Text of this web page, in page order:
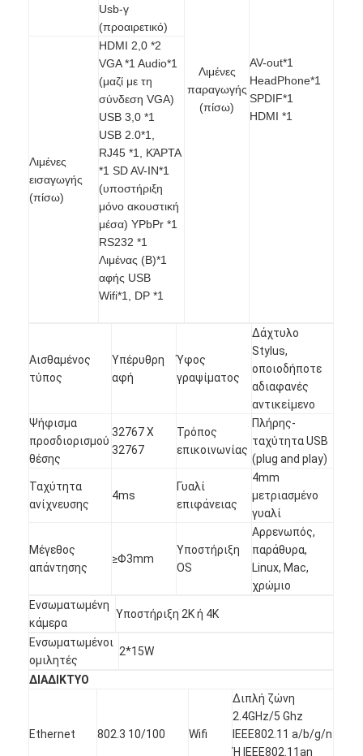
Iboard διαλογικό Whiteboard
στο διαλογικό whiteboard
υπέρυθρο διαλογικό whiteboard
Διαλογική επίπεδη οθόνη
Διαλογικό όργανο ελέγχου οθόνης αφής
έξυπνος πίνακας LCD
Διαλογικό Whiteboard οδηγήσεων
Διαλογική οθόνη αφής Whiteboard
όλοι σε ένα διαλογικό whiteboard
Ευφυής πίνακας
Υπέρυθρο πλαίσιο αφής
Visualizer κάμερα εγγράφων
προβολέας
ψηφιακή σήμανση
Ψηφιακή διαφημιστική οθόνη
Usb-γ
(προαιρετικό)
Λιμένες
παραγωγής
(πίσω)
AV-out*1
HeadPhone*1
SPDIF*1
HDMI *1
Λιμένες
εισαγωγής
(πίσω)
HDMI 2,0 *2
VGA *1 Audio*1
(μαζί με τη
σύνδεση VGA)
USB 3,0 *1
USB 2.0*1,
RJ45 *1, ΚΆΡΤΑ
*1 SD AV-IN*1
(υποστήριξη
μόνο ακουστική
μέσα) YPbPr *1
RS232 *1
Λιμένας (B)*1
αφής USB
Wifi*1, DP *1
Αισθαμένος
τύπος
Υπέρυθρη
αφή
Ύφος
γραψίματος
Δάχτυλο
Stylus,
οποιοδήποτε
αδιαφανές
αντικείμενο
Ψήφισμα
προσδιορισμού
θέσης
32767 X
32767
Τρόπος
επικοινωνίας
Πλήρης-
ταχύτητα USB
(plug and play)
Ταχύτητα
ανίχνευσης
4ms
Γυαλί
επιφάνειας
4mm
μετριασμένο
γυαλί
Μέγεθος
απάντησης
≥Φ3mm
Υποστήριξη
OS
Αρρενωπός,
παράθυρα,
Linux, Mac,
χρώμιο
Ενσωματωμένη
κάμερα
Υποστήριξη 2K ή 4K
Ενσωματωμένοι
ομιλητές
2*15W
ΔΙΑΔΙΚΤΥΟ
Ethernet 802.3 10/100 Wifi
Διπλή ζώνη
2.4GHz/5 Ghz
IEEE802.11 a/b/g/n
Ή IEEE802.11an